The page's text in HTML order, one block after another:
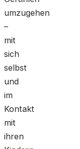
umzugehen
–
mit
sich
selbst
und
im
Kontakt
mit
ihren